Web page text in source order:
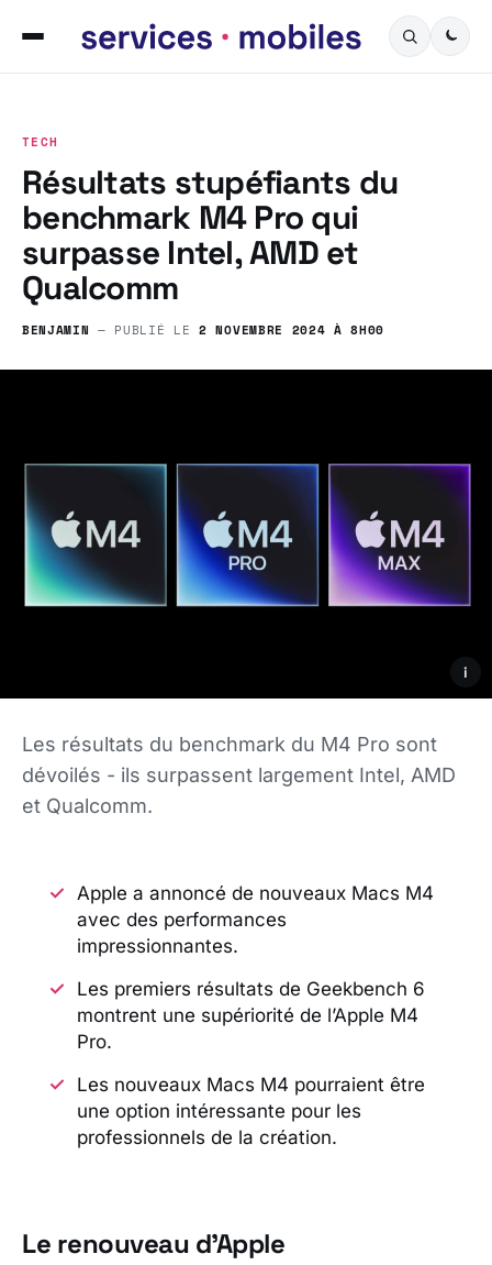
TECH
Résultats stupéfiants du
benchmark M4 Pro qui
surpasse Intel, AMD et
Qualcomm
BENJAMIN — PUBLIÉ LE2 NOVEMBRE 2024 À 8H00
i
Les résultats du benchmark du M4 Pro sont
dévoilés - ils surpassent largement Intel, AMD
et Qualcomm.
Apple a annoncé de nouveaux Macs M4
avec des performances
impressionnantes.
Les premiers résultats de Geekbench 6
montrent une supériorité de l’Apple M4
Pro.
Les nouveaux Macs M4 pourraient être
une option intéressante pour les
professionnels de la création.
Le renouveau d’Apple